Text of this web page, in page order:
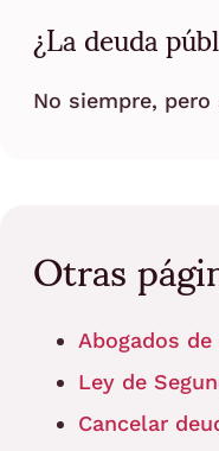
¿La deuda
No siempre,
Otras
Abogados
Ley de
Cancelar